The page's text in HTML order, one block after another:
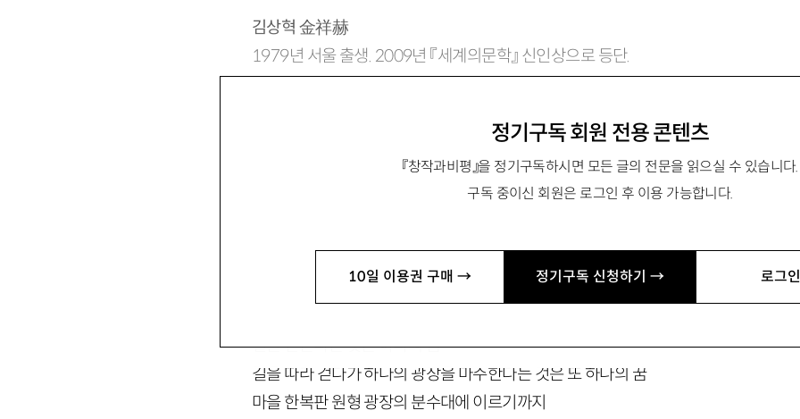
정기구독 회원 전용 콘텐츠
『창작과비평』을 정기구독하시면 모든 글의 전문을 읽으실 수 있습니다.
구독 중이신 회원은 로그인 후 이용 가능합니다.
10일 이용권 구매 → 정기구독 신청하기 → 로그
김상혁 金祥赫
1979년 서울 출생. 2009년 『세계의문학』 신인상으로 등단.
길을 걷는다는 것은 하나의 꿈
길을 따라 걷다가 하나의 광장을 마주한다는 것은 또 하나의 꿈
마을 한복판 원형 광장의 분수대에 이르기까지